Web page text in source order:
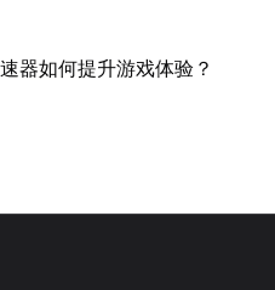
器如何提升游戏体验？